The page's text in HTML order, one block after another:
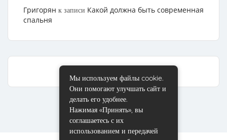
Григорян к записи Какой должна быть современная
спальня
Мы используем файлы cookie.
Они помогают улучшать сайт и
делать его удобнее.
Нажимая «Принять», вы
соглашаетесь с их
использованием и передачей